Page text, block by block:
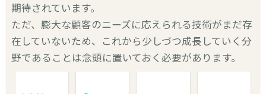
期待されています。
ただ、膨大な顧客のニーズに応えられる技術がまだ存
在していないため、これから少しづつ成長していく分
野であることは念頭に置いておく必要があります。